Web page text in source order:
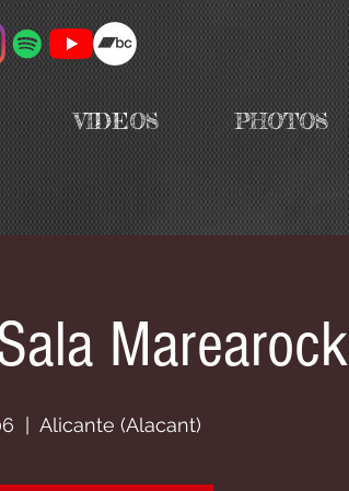
VIDEOS PHOTOS
Marearock
Alicante (Alacant)